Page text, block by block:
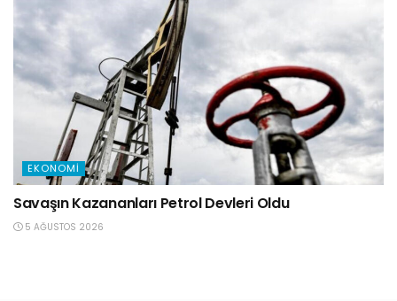
EKONOMI
Savaşın Kazananları Petrol Devleri Oldu
5 AĞUSTOS 2026